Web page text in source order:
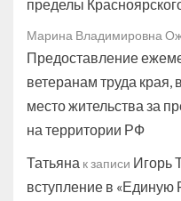
пределы
Марина Владимировна
Предоставление
ветеранам труда
место жительства за
на территории РФ
Татьяна к записи Игорь
вступление в «Единую